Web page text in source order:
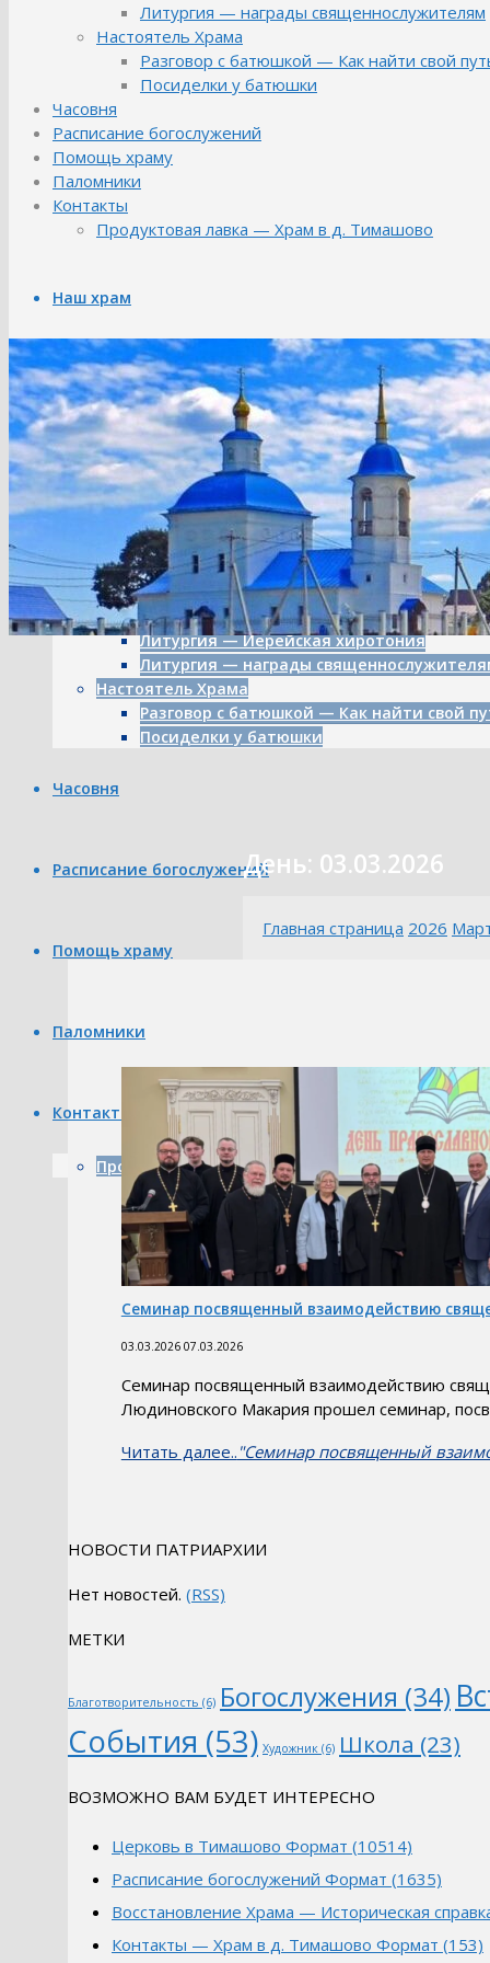
Литургия — награды священнослужителям
Настоятель Храма
Разговор с батюшкой — Как найти свой
Посиделки у батюшки
Часовня
Расписание богослужений
Помощь храму
Паломники
Контакты
Продуктовая лавка — Храм в д. Тимашово
Наш храм
Библиотека храма
История Храма
Летопись
Аллея художника
Ремонт «В мастерской художника»
Художественный пленэр
Картины художника Пряничникова
Митрополит — Климент
Литургия о мире
Литургия в честь Иоанна Кронштадтского
Литургия — о мире
Освящение часовни
Литургия — Иерейская хиротония
Литургия — награды
Настоятель Храма
Разговор с батюшкой — Как найти свой
Посиделки у батюшки
Часовня
Расписание богослужений
Помощь храму
Паломники
Контакты
Продуктовая лавка — Храм в д. Тимашово
День: 03.03.2026
Главная страница 2026
Семинар посвященный взаимодействию
03.03.2026 07.03.2026
Семинар посвященный взаимодействию
Людиновского Макария прошел семинар,
Читать далее.. "Семинар посвященный
НОВОСТИ ПАТРИАРХИИ
Нет новостей. (RSS)
МЕТКИ
Благотворительность (6) Богослужения (34)
События (53) Художник (6) Школа (23)
ВОЗМОЖНО ВАМ БУДЕТ ИНТЕРЕСНО
Церковь в Тимашово Формат (10514)
Расписание богослужений Формат (1635)
Восстановление Храма — Историческая
Контакты — Храм в д. Тимашово Формат (153)